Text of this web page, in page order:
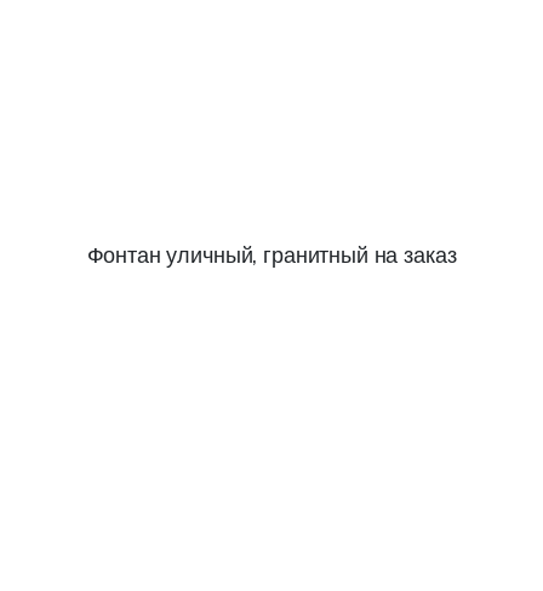
Фонтан уличный, гранитный на заказ